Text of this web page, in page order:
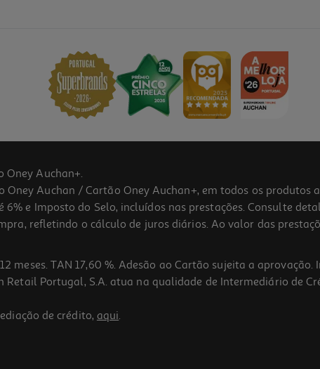
Oney Auchan+.
Auchan / Cartão Oney Auchan+, em todos os
e Imposto do Selo, incluídos nas prestações. Consulte
refletindo o cálculo de juros diários. Ao valor das
meses. TAN 17,60 %. Adesão ao Cartão sujeita a
Retail Portugal, S.A. atua na qualidade de Intermediário de
de crédito, aqui.